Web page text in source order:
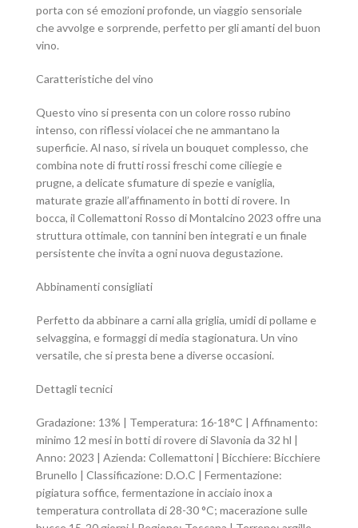
porta con sé emozioni profonde, un viaggio sensoriale
che avvolge e sorprende, perfetto per gli amanti del buon
vino.
Caratteristiche del vino
Questo vino si presenta con un colore rosso rubino
intenso, con riflessi violacei che ne ammantano la
superficie. Al naso, si rivela un bouquet complesso, che
combina note di frutti rossi freschi come ciliegie e
prugne, a delicate sfumature di spezie e vaniglia,
maturate grazie all’affinamento in botti di rovere. In
bocca, il Collemattoni Rosso di Montalcino 2023 offre una
struttura ottimale, con tannini ben integrati e un finale
persistente che invita a ogni nuova degustazione.
Abbinamenti consigliati
Perfetto da abbinare a carni alla griglia, umidi di pollame e
selvaggina, e formaggi di media stagionatura. Un vino
versatile, che si presta bene a diverse occasioni.
Dettagli tecnici
Gradazione: 13% | Temperatura: 16-18°C | Affinamento:
minimo 12 mesi in botti di rovere di Slavonia da 32 hl |
Anno: 2023 | Azienda: Collemattoni | Bicchiere: Bicchiere
Brunello | Classificazione: D.O.C | Fermentazione:
pigiatura soffice, fermentazione in acciaio inox a
temperatura controllata di 28-30 °C; macerazione sulle